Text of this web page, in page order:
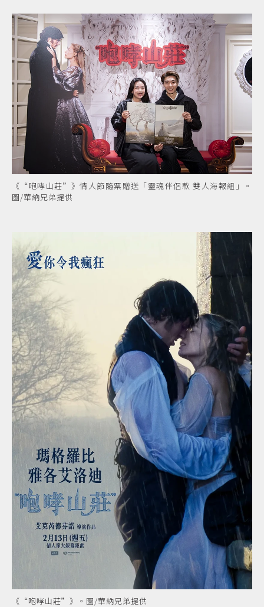
《“咆哮山莊”》情人節隨票贈送「靈魂伴侶款 雙人海報組」。
圖/華納兄弟提供
《“咆哮山莊”》。圖/華納兄弟提供